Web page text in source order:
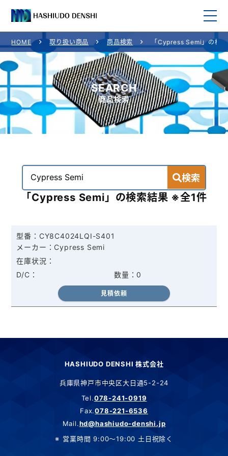
HOME
取り扱い商品
取り扱いメーカー一覧
ご利用案内
お問い合わせ
HOME 取り扱い商品 商品検索 「Cypress Semi」の検
SEARCH
商品検索
検索
「Cypress Semi」の検索結果 ※全1件
CY8C4024LQI-S401
Cypress Semi
0
見積依頼
HASHIUDO DENSHI 株式会社
兵庫県神戸市中央区大日通5-2-24
Tel.078-241-0919
Fax.078-221-6536
Mail.hd@hashiudo-denshi.jp
営業時間 9:00～19:00 土日祝除く